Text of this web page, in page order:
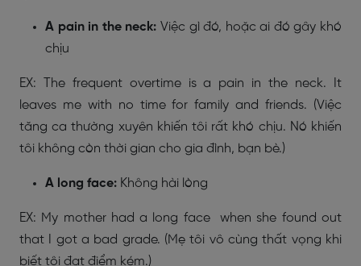
A pain in the neck: Việc gì đó, hoặc ai đó gây khó
chịu
EX: The frequent overtime is a pain in the neck. It
leaves me with no time for family and friends. (Việc
tăng ca thường xuyên khiến tôi rất khó chịu. Nó khiến
tôi không còn thời gian cho gia đình, bạn bè.)
A long face: Không hài lòng
EX: My mother had a long face when she found out
that I got a bad grade. (Mẹ tôi vô cùng thất vọng khi
biết tôi đạt điểm kém.)